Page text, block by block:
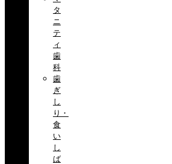
タ
ニ
テ
ィ
歯
科
歯
ぎ
し
り・
食
い
し
ば